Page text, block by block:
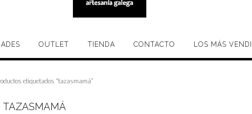
OUTLET TIENDA CONTACTO LOS MÁS
etiquetados “tazasmamá”
TAZASMAMÁ